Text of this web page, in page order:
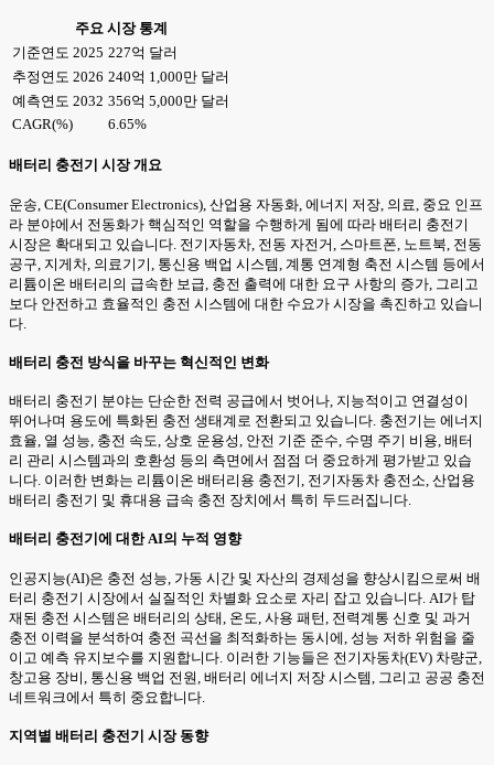
주요 시장 통계
기준연도 2025 227억 달러
추정연도 2026 240억 1,000만 달러
예측연도 2032 356억 5,000만 달러
CAGR(%)
6.65%
배터리 충전기 시장 개요
운송, CE(Consumer Electronics), 산업용 자동화, 에너지 저장, 의료, 중요 인프
라 분야에서 전동화가 핵심적인 역할을 수행하게 됨에 따라 배터리 충전기
시장은 확대되고 있습니다. 전기자동차, 전동 자전거, 스마트폰, 노트북, 전동
공구, 지게차, 의료기기, 통신용 백업 시스템, 계통 연계형 축전 시스템 등에서
리튬이온 배터리의 급속한 보급, 충전 출력에 대한 요구 사항의 증가, 그리고
보다 안전하고 효율적인 충전 시스템에 대한 수요가 시장을 촉진하고 있습니
다.
배터리 충전 방식을 바꾸는 혁신적인 변화
배터리 충전기 분야는 단순한 전력 공급에서 벗어나, 지능적이고 연결성이
뛰어나며 용도에 특화된 충전 생태계로 전환되고 있습니다. 충전기는 에너지
효율, 열 성능, 충전 속도, 상호 운용성, 안전 기준 준수, 수명 주기 비용, 배터
리 관리 시스템과의 호환성 등의 측면에서 점점 더 중요하게 평가받고 있습
니다. 이러한 변화는 리튬이온 배터리용 충전기, 전기자동차 충전소, 산업용
배터리 충전기 및 휴대용 급속 충전 장치에서 특히 두드러집니다.
배터리 충전기에 대한 AI의 누적 영향
인공지능(AI)은 충전 성능, 가동 시간 및 자산의 경제성을 향상시킴으로써 배
터리 충전기 시장에서 실질적인 차별화 요소로 자리 잡고 있습니다. AI가 탑
재된 충전 시스템은 배터리의 상태, 온도, 사용 패턴, 전력계통 신호 및 과거
충전 이력을 분석하여 충전 곡선을 최적화하는 동시에, 성능 저하 위험을 줄
이고 예측 유지보수를 지원합니다. 이러한 기능들은 전기자동차(EV) 차량군,
창고용 장비, 통신용 백업 전원, 배터리 에너지 저장 시스템, 그리고 공공 충전
네트워크에서 특히 중요합니다.
지역별 배터리 충전기 시장 동향